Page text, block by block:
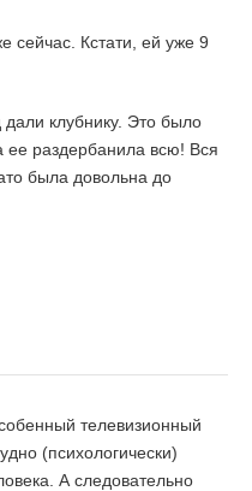
сейчас. Кстати, ей уже 9
клубнику. Это было
ее раздербанила всю! Вся
была довольна до
телевизионный
(психологически)
А следовательно